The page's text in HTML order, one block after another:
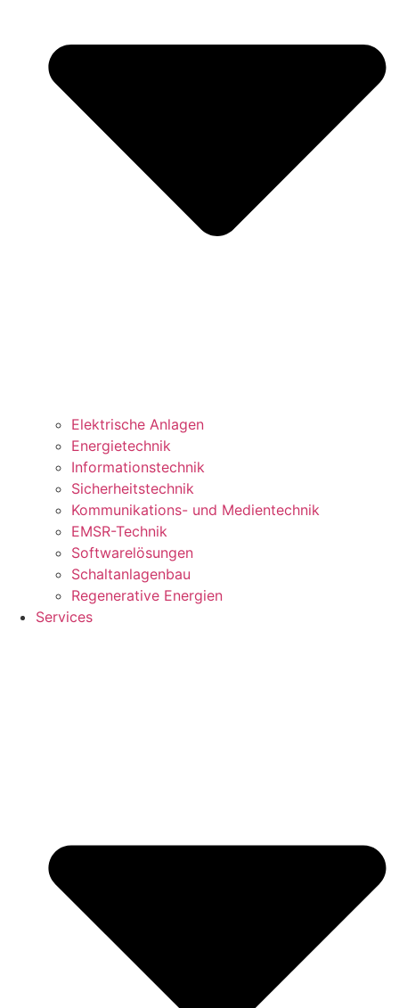
Elektrische Anlagen
Energietechnik
Informationstechnik
Sicherheitstechnik
Kommunikations- und Medientechnik
EMSR-Technik
Softwarelösungen
Schaltanlagenbau
Regenerative Energien
Services